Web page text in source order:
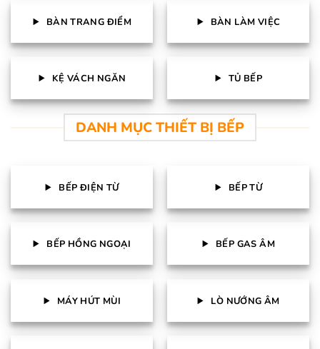
BÀN TRANG ĐIỂM BÀN LÀM VIỆC
KỆ VÁCH NGĂN TỦ BẾP
DANH MỤC THIẾT BỊ BẾP
BẾP ĐIỆN TỪ BẾP TỪ
BẾP HỒNG NGOẠI BẾP GAS ÂM
MÁY HÚT MÙI LÒ NƯỚNG ÂM